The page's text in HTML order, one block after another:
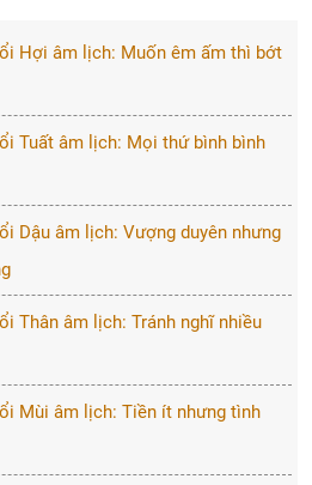
Hợi âm lịch: Muốn êm ấm thì bớt
Tuất âm lịch: Mọi thứ bình bình
Dậu âm lịch: Vượng duyên nhưng
Thân âm lịch: Tránh nghĩ nhiều
Mùi âm lịch: Tiền ít nhưng tình